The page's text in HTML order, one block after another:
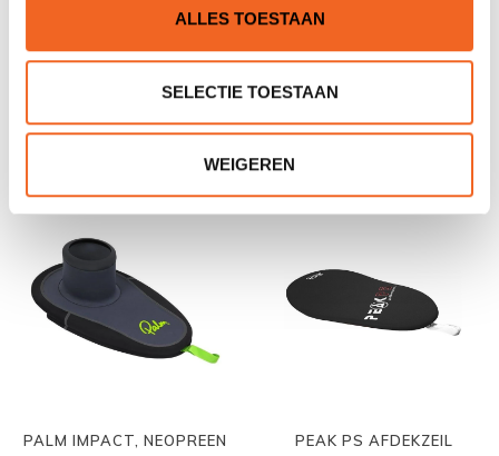
ALLES TOESTAAN
SELECTIE TOESTAAN
WEIGEREN
PALM ENDURO, NEOPREEN
PEAK PS STANDARD
DECK, NEOPREEN
PALM IMPACT, NEOPREEN
PEAK PS AFDEKZEIL